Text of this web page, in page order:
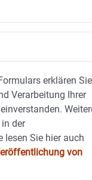
erklären Sie
Verarbeitung Ihrer
der
lesen Sie hier auch
von